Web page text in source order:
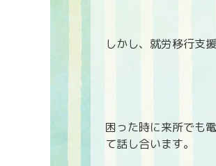
しかし、就労移行支
困った時に来所でも
て話し合います。